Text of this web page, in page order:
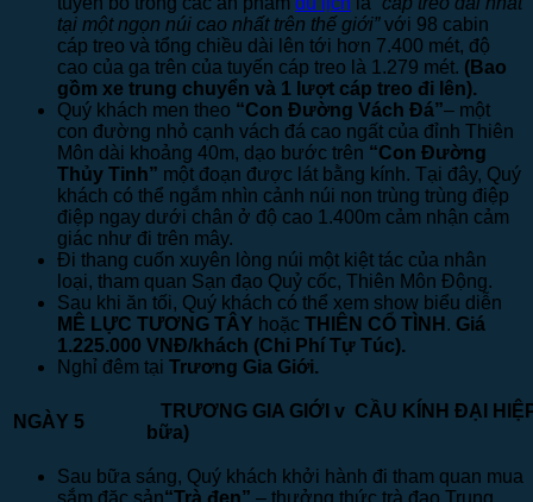
tại một ngọn núi cao nhất trên thế giới”với 98 cabin
cáp treo và tổng chiều dài lên tới hơn 7.400 mét, độ
cao của ga trên của tuyến cáp treo là 1.279 mét. (Bao
gồm xe trung chuyển và 1 lượt cáp treo đi lên).
Quý khách men theo “Con Đường Vách Đá”– một
con đường nhỏ cạnh vách đá cao ngất của đỉnh Thiên
Môn dài khoảng 40m, dạo bước trên “Con Đường
Thủy Tinh” một đoạn được lát bằng kính. Tại đây, Quý
khách có thể ngắm nhìn cảnh núi non trùng trùng điệp
điệp ngay dưới chân ở độ cao 1.400m cảm nhận cảm
giác như đi trên mây.
Đi thang cuốn xuyên lòng núi một kiệt tác của nhân
loại, tham quan Sạn đạo Quỷ cốc, Thiên Môn Động.
Sau khi ăn tối, Quý khách có thể xem show biểu diễn
MÊ LỰC TƯƠNG TÂY hoặc THIÊN CỔ TÌNH . Giá
1.225.000 VNĐ/khách (Chi Phí Tự Túc).
Nghỉ đêm tại Trương Gia Giới.
NGÀY 5
TRƯƠNG GIA GIỚI v CẦU KÍNH
bữa)
Sau bữa sáng, Quý khách khởi hành đi tham quan mua